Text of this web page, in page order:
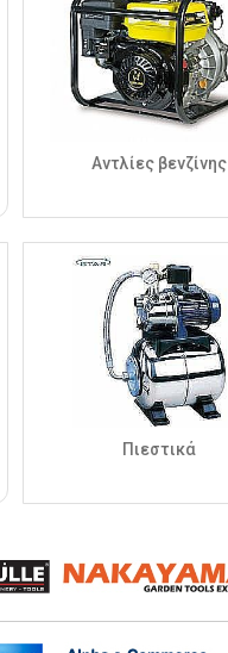
Αντλίες βενζίνης
Πιεστικά